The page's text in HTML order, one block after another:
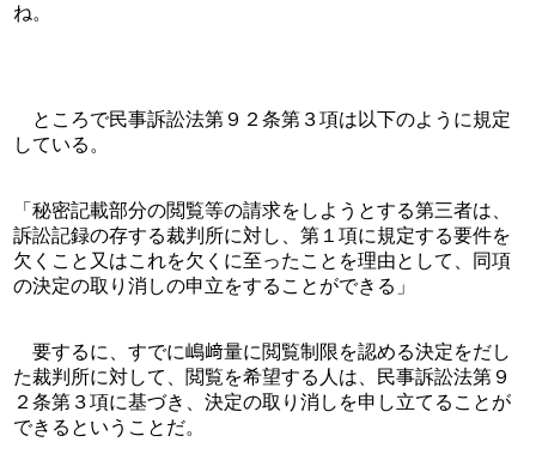
ね。
ところで民事訴訟法第９２条第３項は以下のように規定
している。
「秘密記載部分の閲覧等の請求をしようとする第三者は、
訴訟記録の存する裁判所に対し、第１項に規定する要件を
欠くこと又はこれを欠くに至ったことを理由として、同項
の決定の取り消しの申立をすることができる」
要するに、すでに嶋﨑量に閲覧制限を認める決定をだし
た裁判所に対して、閲覧を希望する人は、民事訴訟法第９
２条第３項に基づき、決定の取り消しを申し立てることが
できるということだ。